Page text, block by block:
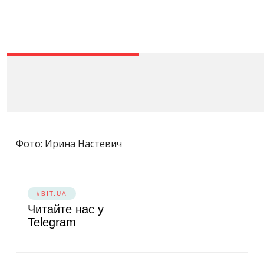
Фото: Ирина Настевич
#BIT.UA
Читайте нас у
Telegram